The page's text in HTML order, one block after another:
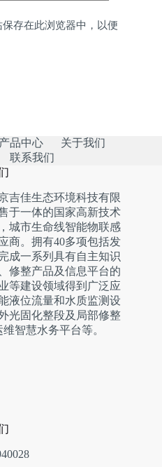
存在此浏览器中，以便
产品中心
关于我们
联系我们
吉佳生态环境科技有限
于一体的国家高新技术
城市生命线智能物联感
商。拥有40多项包括发
成一系列具有自主知识
修整产品及信息平台的
等建设领域得到广泛应
液位流量和水质监测设
光固化整段及局部修整
智慧水务平台等。